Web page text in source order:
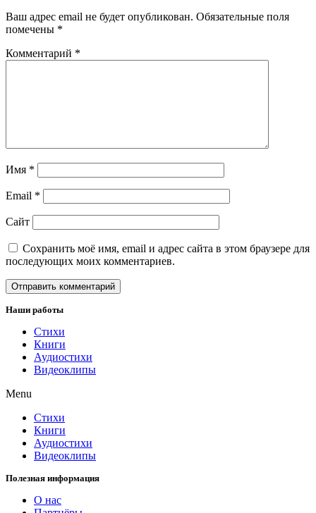
Ваш адрес email не будет опубликован. Обязательные поля
помечены *
Комментарий *
Имя *
Email *
Сайт
Сохранить моё имя, email и адрес сайта в этом браузере для
последующих моих комментариев.
Наши работы
Стихи
Книги
Аудиостихи
Видеоклипы
Menu
Стихи
Книги
Аудиостихи
Видеоклипы
Полезная информация
О нас